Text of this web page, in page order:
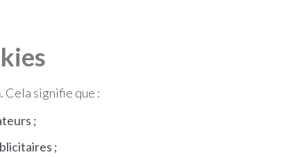
. Cela signifie que :
;
;